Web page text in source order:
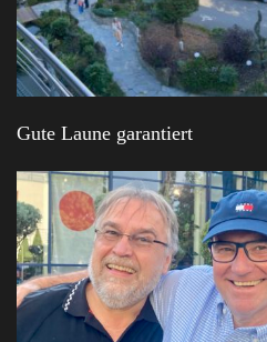
Gute Laune garantiert